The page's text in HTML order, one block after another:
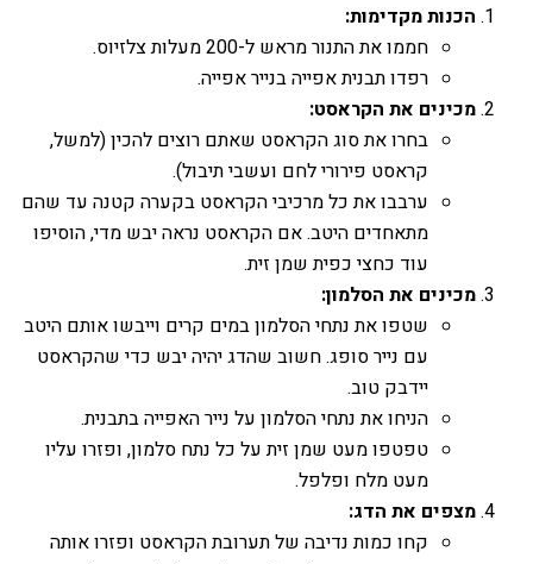
הכנות מקדימות:
חממו את התנור מראש ל-200 מעלות צלזיוס.
רפדו תבנית אפייה בנייר אפייה.
מכינים את הקראסט:
בחרו את סוג הקראסט שאתם רוצים להכין (למשל,
קראסט פירורי לחם ועשבי תיבול).
ערבבו את כל מרכיבי הקראסט בקערה קטנה עד שהם
מתאחדים היטב. אם הקראסט נראה יבש מדי, הוסיפו
עוד כחצי כפית שמן זית.
מכינים את הסלמון:
שטפו את נתחי הסלמון במים קרים וייבשו אותם היטב
עם נייר סופג. חשוב שהדג יהיה יבש כדי שהקראסט
יידבק טוב.
הניחו את נתחי הסלמון על נייר האפייה בתבנית.
טפטפו מעט שמן זית על כל נתח סלמון, ופזרו עליו
מעט מלח ופלפל.
מצפים את הדג:
קחו כמות נדיבה של תערובת הקראסט ופזרו אותה